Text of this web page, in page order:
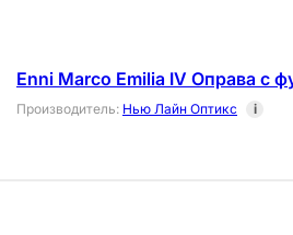
Enni Marco Emilia IV Оправа с
Производитель: Нью Лайн Оптикс i